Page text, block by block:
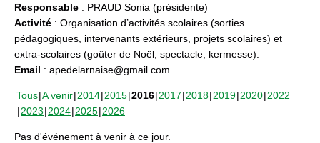
Responsable : PRAUD Sonia (présidente)
Activité : Organisation d’activités scolaires (sorties
pédagogiques, intervenants extérieurs, projets scolaires) et
extra-scolaires (goûter de Noël, spectacle, kermesse).
Email : apedelarnaise@gmail.com
Tous A venir 2014 2015 2016 2017 2018 2019 2020 2022
2023 2024 2025 2026
Pas d'événement à venir à ce jour.